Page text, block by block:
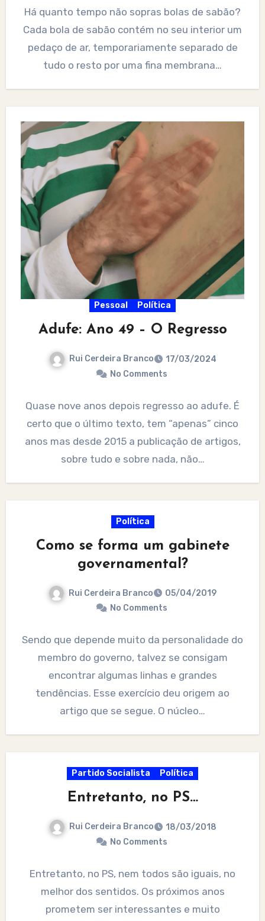
Há quanto tempo não sopras bolas de sabão?
Cada bola de sabão contém no seu interior um
pedaço de ar, temporariamente separado de
tudo o resto por uma fina membrana…
Pessoal Política
Adufe: Ano 49 – O Regresso
Rui Cerdeira Branco
17/03/2024
No Comments
Quase nove anos depois regresso ao adufe. É
certo que o último texto, tem “apenas” cinco
anos mas desde 2015 a publicação de artigos,
sobre tudo e sobre nada, não…
Política
Como se forma um gabinete
governamental?
Rui Cerdeira Branco
05/04/2019
No Comments
Sendo que depende muito da personalidade do
membro do governo, talvez se consigam
encontrar algumas linhas e grandes
tendências. Esse exercício deu origem ao
artigo que se segue. O núcleo…
Partido Socialista Política
Entretanto, no PS…
Rui Cerdeira Branco
18/03/2018
No Comments
Entretanto, no PS, nem todos são iguais, no
melhor dos sentidos. Os próximos anos
prometem ser interessantes e muito